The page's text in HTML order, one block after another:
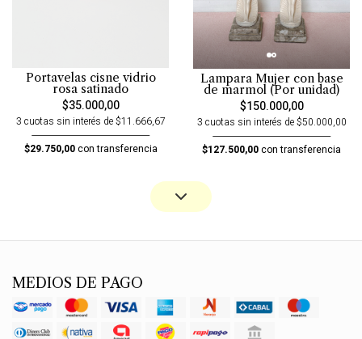
Portavelas cisne vidrio
rosa satinado
$35.000,00
3 cuotas sin interés de $11.666,67
$29.750,00con transferencia
Lampara Mujer con base
de marmol (Por unidad)
$150.000,00
3 cuotas sin interés de $50.000,00
$127.500,00con transferencia
MEDIOS DE PAGO